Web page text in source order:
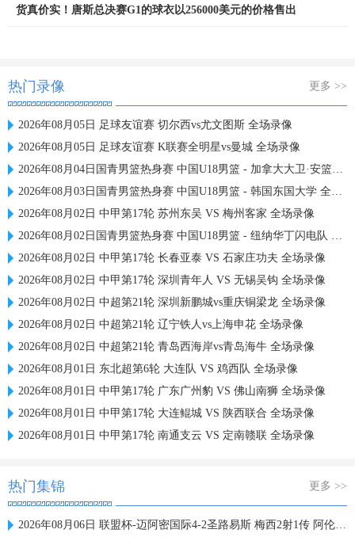
货真价实！唐斯总决赛G1的球衣以256000美元的价格售出
热门录像 更多 >>
2026年08月05日 足球友谊赛 切尔西vs尤文图斯 全场录像
2026年08月05日 足球友谊赛 K联赛全明星vs曼城 全场录像
2026年08月04日国青男篮热身赛 中国U18男篮 - 加拿大大卫·安篮球学院 全场录像
2026年08月03日国青男篮热身赛 中国U18男篮 - 韩国东国大学 全场录像
2026年08月02日 中甲第17轮 苏州东吴 VS 梅州客家 全场录像
2026年08月02日国青男篮热身赛 中国U18男篮 - 纽纳华丁闪电队 全场录像
2026年08月02日 中甲第17轮 长春亚泰 VS 石家庄功夫 全场录像
2026年08月02日 中甲第17轮 深圳青年人 VS 无锡吴钩 全场录像
2026年08月02日 中超第21轮 深圳新鹏城vs重庆铜梁龙 全场录像
2026年08月02日 中超第21轮 辽宁铁人vs上海申花 全场录像
2026年08月02日 中超第21轮 青岛西海岸vs青岛海牛 全场录像
2026年08月01日 东北超第6轮 大连队 VS 鸡西队 全场录像
2026年08月01日 中甲第17轮 广东广州豹 VS 佛山南狮 全场录像
2026年08月01日 中甲第17轮 大连鲲城 VS 陕西联合 全场录像
2026年08月01日 中甲第17轮 南通支云 VS 定南赣联 全场录像
热门集锦 更多 >>
2026年08月06日 联盟杯-迈阿密国际4-2圣路易斯 梅西2射1传 阿伦助攻戴帽